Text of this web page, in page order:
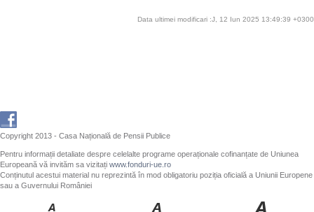
Data ultimei modificari :J, 12 Iun 2025 13:49:39 +0300
Copyright 2013 - Casa Națională de Pensii Publice
Pentru informații detaliate despre celelalte programe operaționale cofinanțate de Uniunea
Europeană vă invităm sa vizitați www.fonduri-ue.ro
Conținutul acestui material nu reprezintă în mod obligatoriu poziția oficială a Uniunii Europene
sau a Guvernului României